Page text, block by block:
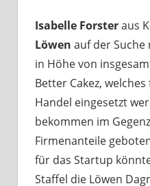
Isabelle Forsteraus
Löwen auf der Suche
in Höhe von
Better Cakez,
Handel eingesetzt
bekommen im
Firmenanteile
für das Startup
Staffel die Löwen